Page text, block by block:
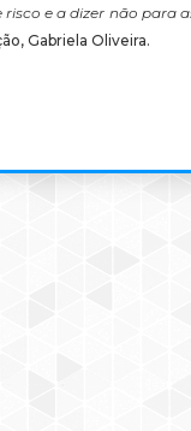
e a dizer não para
Gabriela Oliveira.